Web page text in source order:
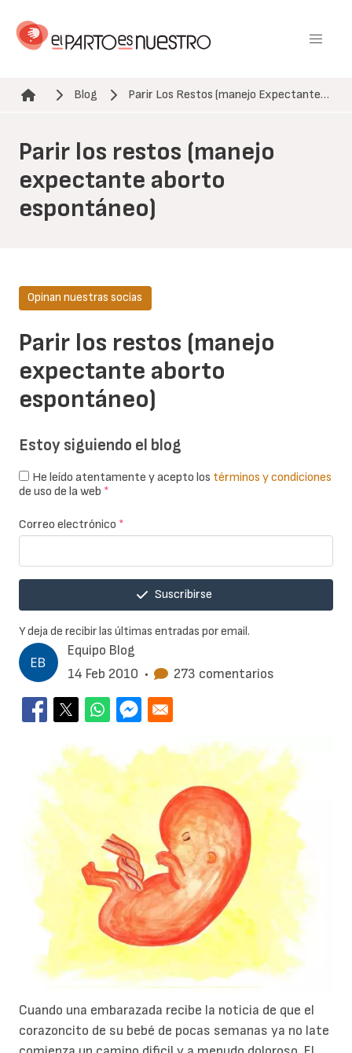
contenido
Ruta de navegación
Blog Parir Los Restos (manejo Expectante…
Parir los restos (manejo
expectante aborto
espontáneo)
Equipo Blog
14 Feb 2010 • 273 comentarios
Parir los restos (manejo
expectante aborto
espontáneo)
Opinan nuestras socias
Cuando una embarazada recibe la noticia de que el
corazoncito de su bebé de pocas semanas ya no late
Estoy siguiendo el blog
He leído atentamente y acepto los términos y condiciones
de uso de la web *
Correo electrónico *
Suscribirse
Y deja de recibir las últimas entradas por email.